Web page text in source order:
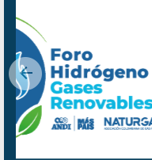
Previous